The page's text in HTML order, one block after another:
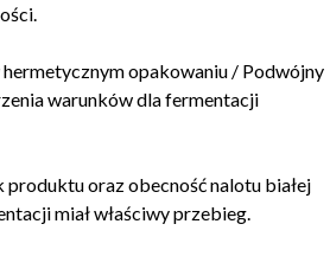
opakowaniu / Podwójny
warunków dla fermentacji
produktu oraz obecność nalotu białej
miał właściwy przebieg.